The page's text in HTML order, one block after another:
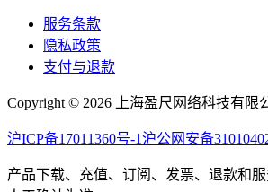
服务条款
隐私政策
支付与退款
Copyright © 2026 上海盈尺网络科技有限
沪ICP备17011360号-1沪公网安备
产品下载、充值、订阅、发票、退款和